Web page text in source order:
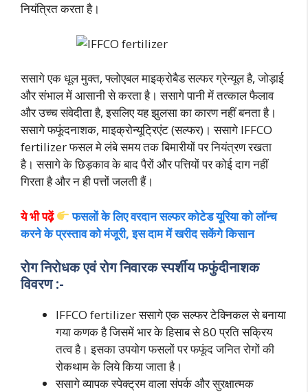
नियंत्रित करता है।
ससागे एक धूल मुक्त, फ्लोएबल माइक्रोबैड सल्फर ग्रेन्यूल है, जोड़ाई
और संभाल में आसानी से करता है। ससागे पानी में तत्काल फैलाव
और उच्च संवेदीता है, इसलिए यह झुलसा का कारण नहीं बनता है।
ससागे फफूंदनाशक, माइक्रोन्यूट्रिएंट (सल्फर)। ससागे IFFCO
fertilizer फसल मे लंबे समय तक बिमारीयों पर नियंत्रण रखता
है। ससागे के छिड़काव के बाद पैरों और पत्तियों पर कोई दाग नहीं
गिरता है और न ही पत्तों जलती हैं।
ये भी पढ़ें
फसलों के लिए वरदान सल्फर कोटेड यूरिया को लॉन्च
करने के प्रस्ताव को मंजूरी, इस दाम में खरीद सकेंगे किसान
रोग निरोधक एवं रोग निवारक स्पर्शीय फफुंदीनाशक
विवरण :-
IFFCO fertilizer ससागे एक सल्फर टेक्निकल से बनाया
गया कणक है जिसमें भार के हिसाब से 80 प्रति सक्रिय
तत्व है। इसका उपयोग फसलों पर फफूंद जनित रोगों की
रोकथाम के लिये किया जाता है।
ससागे व्यापक स्पेक्ट्रम वाला संपर्क और सुरक्षात्मक